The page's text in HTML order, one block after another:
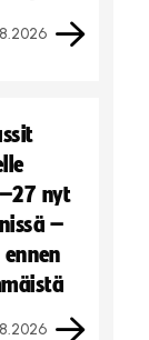
nyt
–